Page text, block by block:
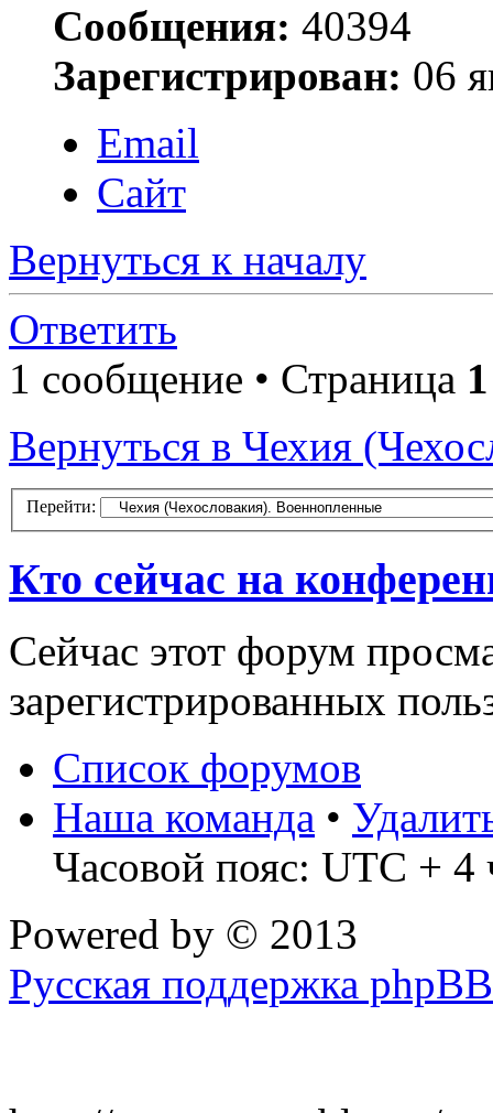
Сообщения: 40394
Зарегистрирован: 06
Email
Сайт
Вернуться к началу
Ответить
1 сообщение • Страница 1
Вернуться в Чехия
Перейти:
Кто сейчас на
Сейчас этот форум
зарегистрированных
Список форумов
Наша команда •
Часовой пояс: UTC + 4
Powered by © 2013
Русская поддержка phpBB